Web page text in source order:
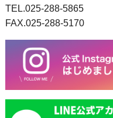
TEL.025-288-5865
FAX.025-288-5170